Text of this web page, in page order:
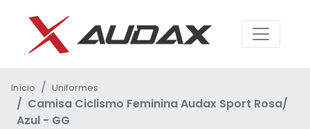
Início Uniformes
Camisa Ciclismo Feminina Audax Sport Rosa/
Azul - GG